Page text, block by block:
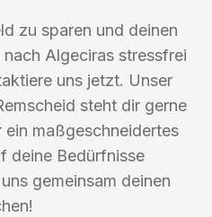
zu sparen und deinen
Algeciras stressfrei
uns jetzt. Unser
steht dir gerne
ein maßgeschneidertes
deine Bedürfnisse
gemeinsam deinen